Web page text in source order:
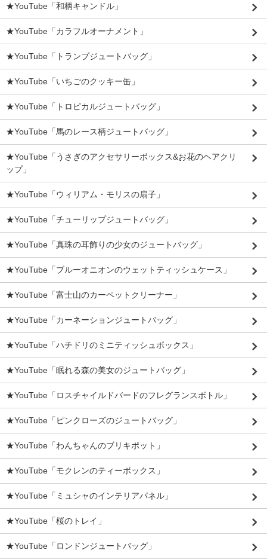
★YouTube「和柄キャンドル」
★YouTube「カラフルオーナメント」
★YouTube「トランプジュートバッグ」
★YouTube「いちごのクッキー缶」
★YouTube「トロピカルジュートバッグ」
★YouTube「馬のレース柄ジュートバッグ」
★YouTube「うさぎのアクセサリーボックス&お花のヘアクリ
ップ」
★YouTube「ウィリアム・モリスの扇子」
★YouTube「チューリップジュートバッグ」
★YouTube「真珠の耳飾りの少女のジュートバッグ」
★YouTube「ブルーオニオンのウェットティッシュケース」
★YouTube「富士山のカーペットクリーナー」
★YouTube「カーネーションジュートバッグ」
★YouTube「ハチドリのミニティッシュボックス」
★YouTube「眠れる森の美女のジュートバッグ」
★YouTube「ロスチャイルドバードのフレグランスボトル」
★YouTube「ピンクローズのジュートバッグ」
★YouTube「わんちゃんのブリキポット」
★YouTube「モクレンのティーボックス」
★YouTube「ミュシャのインテリアパネル」
★YouTube「桜のトレイ」
★YouTube「ロンドンジュートバッグ」